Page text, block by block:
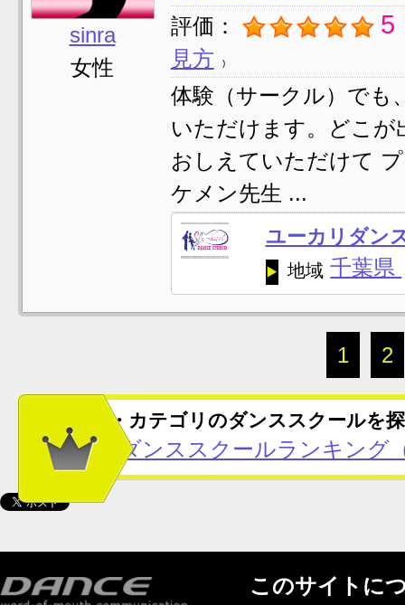
sinra
女性
評価：
5
見方
体験（サークル）でも
いただけます。どこ
おしえていただけて
ケメン先生 ...
ユーカリダン
地域 千葉県
1 2
この地域・カテゴリのダンススクールを
千葉県のダンススクールランキング
このサイトに